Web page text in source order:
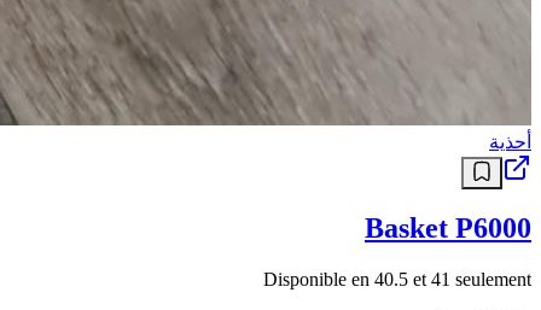
أحذية
Basket P6000
Disponible en 40.5 et 41 seulement